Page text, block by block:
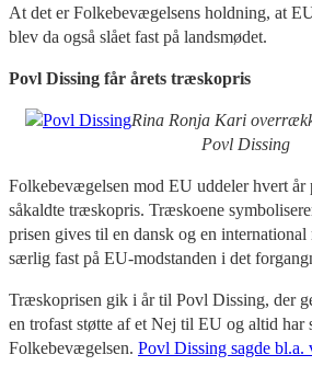
At det er Folkebevægelsens holdning, at
blev da også slået fast på landsmødet.
Povl Dissing får årets træskopris
Rina Ronja Kari
Povl Dissing
Folkebevægelsen mod EU uddeler hvert år
såkaldte træskopris. Træskoene
prisen gives til en dansk og en international
særlig fast på EU-modstanden i det
Træskoprisen gik i år til Povl Dissing, der
en trofast støtte af et Nej til EU og altid har
Folkebevægelsen. Povl Dissing sagde bl.a.